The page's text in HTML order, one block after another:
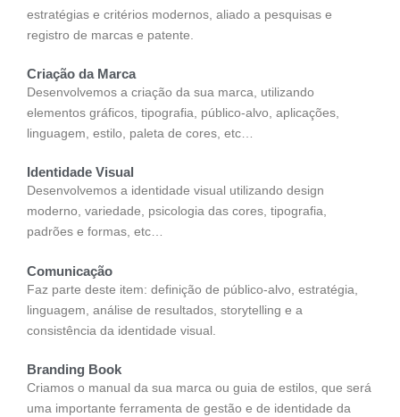
estratégias e critérios modernos, aliado a pesquisas e
registro de marcas e patente.
Criação da Marca
Desenvolvemos a criação da sua marca, utilizando
elementos gráficos, tipografia, público-alvo, aplicações,
linguagem, estilo, paleta de cores, etc…
Identidade Visual
Desenvolvemos a identidade visual utilizando design
moderno, variedade, psicologia das cores, tipografia,
padrões e formas, etc…
Comunicação
Faz parte deste item: definição de público-alvo, estratégia,
linguagem, análise de resultados, storytelling e a
consistência da identidade visual.
Branding Book
Criamos o manual da sua marca ou guia de estilos, que será
uma importante ferramenta de gestão e de identidade da